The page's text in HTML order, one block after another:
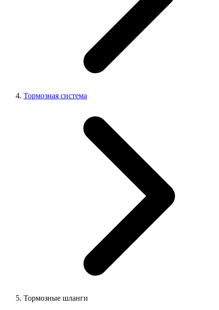
Тормозная система
Тормозные шланги